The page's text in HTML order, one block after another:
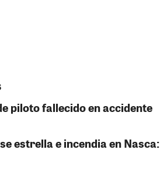
piloto fallecido en accidente
estrella e incendia en Nasca: